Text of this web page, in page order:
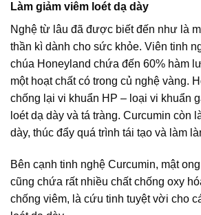
Làm giảm viêm loét dạ dày
Nghệ từ lâu đã được biết đến như là
thần kì dành cho sức khỏe. Viên tinh
chúa Honeyland chứa đến 60% hàm
một hoạt chất có trong củ nghệ vàng.
chống lại vi khuẩn HP – loại vi khuẩn
loét dạ dày và tá tràng. Curcumin còn
dày, thúc đẩy quá trình tái tạo và làm
Bên cạnh tinh nghệ Curcumin, mật
cũng chứa rất nhiều chất chống oxy
chống viêm, là cứu tinh tuyệt vời cho